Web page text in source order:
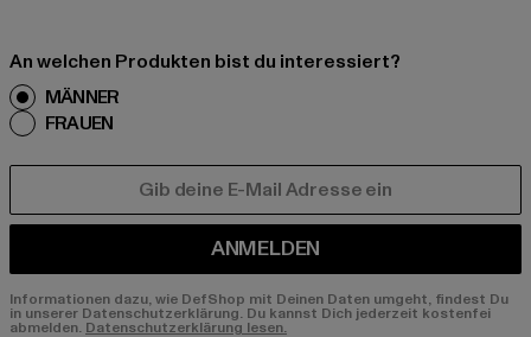
An welchen Produkten bist du interessiert?
MÄNNER
FRAUEN
ANMELDEN
Informationen dazu, wie DefShop mit Deinen Daten umgeht, findest Du
in unserer Datenschutzerklärung. Du kannst Dich jederzeit kostenfei
abmelden. Datenschutzerklärung lesen.